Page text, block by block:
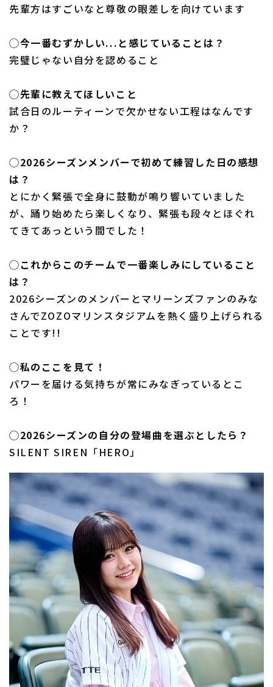
先輩方はすごいなと尊敬の眼差しを向けています
◯今一番むずかしい...と感じていることは？
完璧じゃない自分を認めること
◯先輩に教えてほしいこと
試合日のルーティーンで欠かせない工程はなんです
か？
◯2026シーズンメンバーで初めて練習した日の感想
は？
とにかく緊張で全身に鼓動が鳴り響いていました
が、踊り始めたら楽しくなり、緊張も段々とほぐれ
てきてあっという間でした！
◯これからこのチームで一番楽しみにしていること
は？
2026シーズンのメンバーとマリーンズファンのみな
さんでZOZOマリンスタジアムを熱く盛り上げられる
ことです!!
◯私のここを見て！
パワーを届ける気持ちが常にみなぎっているとこ
ろ！
◯2026シーズンの自分の登場曲を選ぶとしたら？
SILENT SIREN「HERO」